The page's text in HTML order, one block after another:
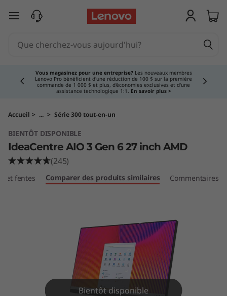
e
n
passer au contenu principal
Vous magasinez pour une entreprise?Les nouveaux membres
Lenovo Pro bénéficient d'une réduction de 100 $ sur la première
commande de 1 000 $ et plus, d'économies exclusives et d'une
assistance technologique 1:1. En savoir plus >
Currently displaying item 3 of 5
Accueil > ... > Série 300 tout-en-un
BIENTÔT DISPONIBLE
IdeaCentre AIO 3 Gen 6 27 inch AMD
(245)
et fentes Comparer des produits similaires Commentaires
Bientôt disponible